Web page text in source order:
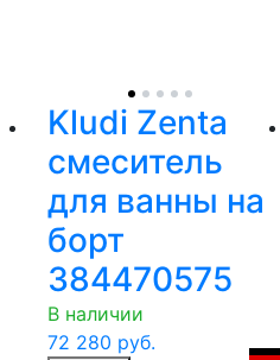
Kludi Zenta
смеситель
для ванны на
борт
384470575
В наличии
72 280 руб.